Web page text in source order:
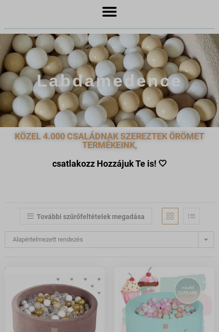
Labdamedence
KÖZEL 4.000 CSALÁDNAK SZEREZTEK ÖRÖMET
TERMÉKEINK,
csatlakozz Hozzájuk Te is! 🤍
További szűrőfeltételek megadása
Alapértelmezett rendezés